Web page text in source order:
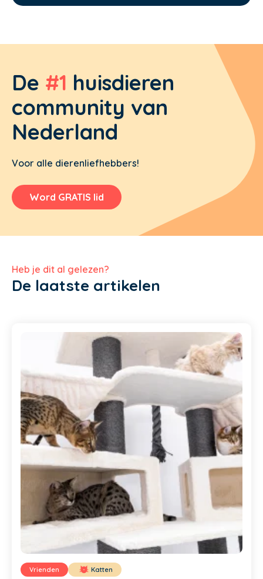
De #1 huisdieren
community van
Nederland
Voor alle dierenliefhebbers!
Word GRATIS lid
Heb je dit al gelezen?
De laatste artikelen
Vrienden Katten